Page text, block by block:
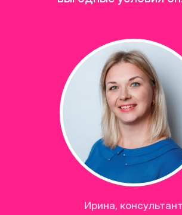
Подушки, валики
Стулья, тумбы, зеркала, полочки
Стационарные кушетки
Складные кушетки